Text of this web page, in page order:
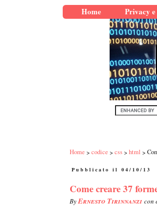
Home Privacy
Home codice css html
Pubblicato il 04/10/13
Come creare 37
ByErnesto Tirinnanzi con